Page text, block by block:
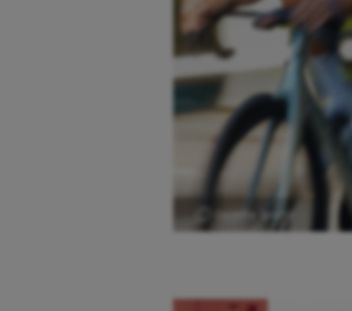
Ⓒ Gazette Sports